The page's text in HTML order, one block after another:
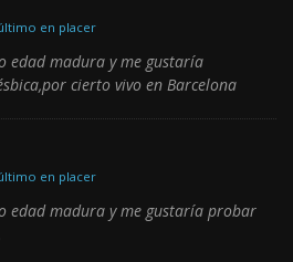
en placer
edad madura y me gustaría
cierto vivo en Barcelona
en placer
edad madura y me gustaría probar